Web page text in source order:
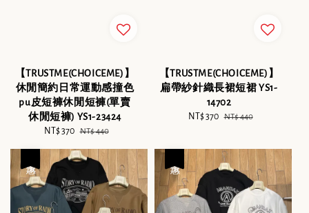
【TRUSTME(CHOICEME)】
休閒簡約日常運動感撞色
pu皮短褲休閒短褲(單賣
休閒短褲) YS1-23424
Sale
NT$ 370 Regular
NT$ 440
【TRUSTME(CHOICEME)】
扁帶紗針織長裙短裙 YS1-
14702
Sale
NT$ 370 Regular
NT$ 440